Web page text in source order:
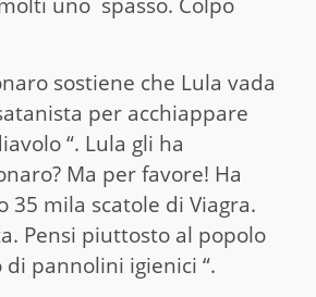
sostiene che Lula vada
per acchiappare
“. Lula gli ha
Ma per favore! Ha
35 mila scatole di Viagra.
Pensi piuttosto al popolo
di pannolini igienici “.